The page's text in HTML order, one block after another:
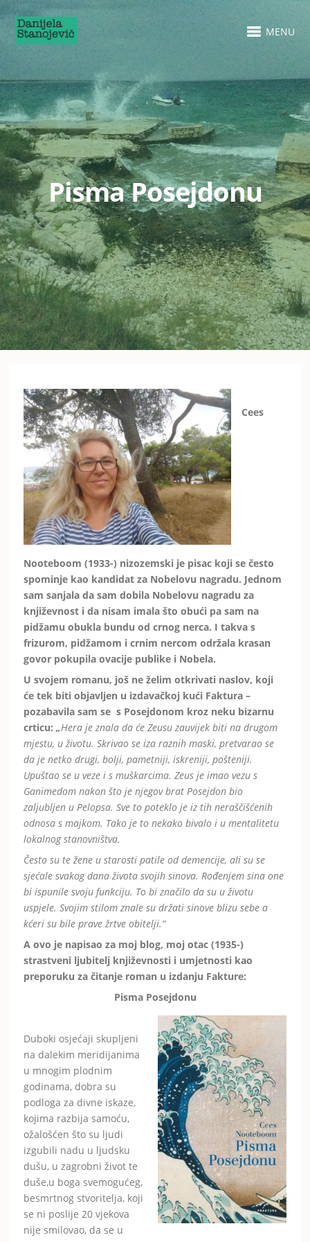
MENU
Pisma Posejdonu
Cees
Nooteboom (1933-) nizozemski je pisac koji se često
spominje kao kandidat za Nobelovu nagradu. Jednom
sam sanjala da sam dobila Nobelovu nagradu za
književnost i da nisam imala što obući pa sam na
pidžamu obukla bundu od crnog nerca. I takva s
frizurom, pidžamom i crnim nercom održala krasan
govor pokupila ovacije publike i Nobela.
U svojem romanu, još ne želim otkrivati naslov, koji
će tek biti objavljen u izdavačkoj kući Faktura –
pozabavila sam se s Posejdonom kroz neku bizarnu
crticu:„Hera je znala da će Zeusu zauvijek biti na drugom
mjestu, u životu. Skrivao se iza raznih maski, pretvarao se
da je netko drugi, bolji, pametniji, iskreniji, pošteniji.
Upuštao se u veze i s muškarcima. Zeus je imao vezu s
Ganimedom nakon što je njegov brat Posejdon bio
zaljubljen u Pelopsa. Sve to poteklo je iz tih neraščišćenih
odnosa s majkom. Tako je to nekako bivalo i u mentalitetu
lokalnog stanovništva.
Često su te žene u starosti patile od demencije, ali su se
sjećale svakog dana života svojih sinova. Rođenjem sina one
bi ispunile svoju funkciju. To bi značilo da su u životu
uspjele. Svojim stilom znale su držati sinove blizu sebe a
kćeri su bile prave žrtve obitelji.“
A ovo je napisao za moj blog, moj otac (1935-)
strastveni ljubitelj književnosti i umjetnosti kao
preporuku za čitanje roman u izdanju Fakture:
Pisma Posejdonu
Duboki osjećaji skupljeni
na dalekim meridijanima
u mnogim plodnim
godinama, dobra su
podloga za divne iskaze,
kojima razbija samoću,
ožalošćen što su ljudi
izgubili nadu u ljudsku
dušu, u zagrobni život te
duše,u boga svemogućeg,
besmrtnog stvoritelja, koji
se ni poslije 20 vjekova
nije smilovao, da se u